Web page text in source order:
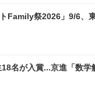
Family祭2026」9/6、
名が入賞...京進「数